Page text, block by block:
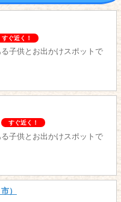
すぐ近く！
子供とお出かけスポットで
すぐ近く！
子供とお出かけスポットで
）